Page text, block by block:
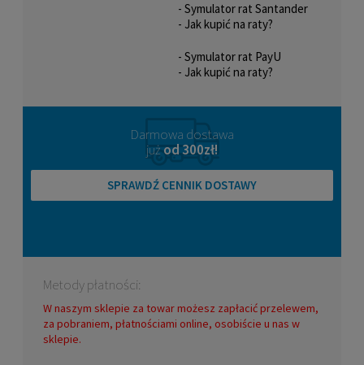
- Symulator rat Santander
- Jak kupić na raty?
- Symulator rat PayU
- Jak kupić na raty?
Darmowa dostawa
już od 300zł!
SPRAWDŹ CENNIK DOSTAWY
Metody płatności:
W naszym sklepie za towar możesz zapłacić przelewem,
za pobraniem, płatnościami online, osobiście u nas w
sklepie.